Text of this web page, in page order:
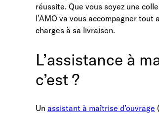
réussite. Que vous soyez une
l’AMO va vous accompagner
charges à sa livraison.
L’assistance à
c’est ?
Un assistant à maîtrise d’ouvrage